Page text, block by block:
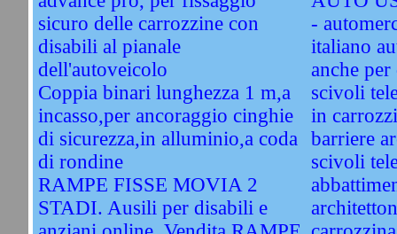
sicuro delle carrozzine con
disabili al pianale
dell'autoveicolo
Coppia binari lunghezza 1 m,a
incasso,per ancoraggio cinghie
di sicurezza,in alluminio,a coda
di rondine
RAMPE FISSE MOVIA 2
STADI. Ausili per disabili e
-
italiano
anche
scivoli
in
barriere
scivoli